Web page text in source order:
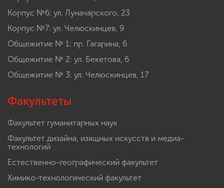
Корпус №6: ул. Луначарского, 23
Корпус №7: ул. Челюскинцев, 9
Общежитие № 1: пр. Гагарина, 6
Общежитие № 2: ул. Бекетова, 6
Общежитие № 3: ул. Челюскинцев, 17
Факультеты
Факультет гуманитарных наук
Факультет дизайна, изящных искусств и медиа-
технологий
Естественно-географический факультет
Химико-технологический факультет